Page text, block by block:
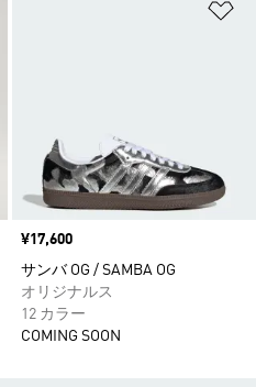
価格
¥17,600
サンバ OG / SAMBA OG
オリジナルス
12 カラー
COMING SOON